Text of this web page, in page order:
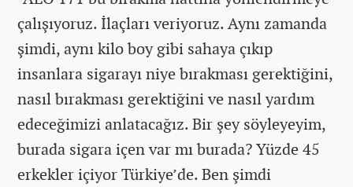
çalışıyoruz. İlaçları veriyoruz. Aynı zamanda
şimdi, aynı kilo boy gibi sahaya çıkıp
insanlara sigarayı niye bırakması gerektiğini,
nasıl bırakması gerektiğini ve nasıl yardım
edeceğimizi anlatacağız. Bir şey söyleyeyim,
burada sigara içen var mı burada? Yüzde 45
erkekler içiyor Türkiye’de. Ben şimdi